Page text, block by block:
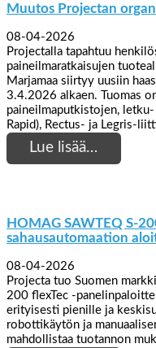
Muutos Projectan
08-04-2026
Projectalla tapahtuu
paineilmaratkaisujen
Marjamaa siirtyy uusiin
3.4.2026 alkaen. Tuomas
paineilmaputkistojen,
Rapid), Rectus- ja Legris-
Lue lisää…
HOMAG SAWTEQ S-
sahausautomaation
08-04-2026
Projecta tuo Suomen
200 flexTec -
erityisesti pienille ja
robottikäytön ja
mahdollistaa tuotannon